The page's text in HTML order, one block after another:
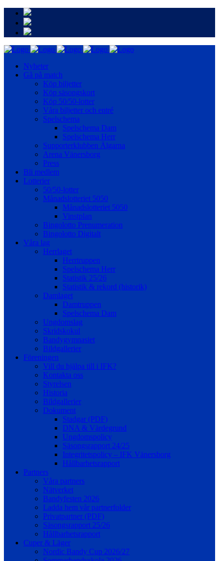
Nyheter
Gå på match
Köp biljetter
Köp säsongskort
Köp 50/50-lotter
Våra biljetter och entré
Spelschema
Spelschema Dam
Spelschema Herr
Supporterklubben Älgarna
Arena Vänersborg
Press
Bli medlem
Lotterier
50/50-lotter
Månadslotteriet 5050
Månadslotteriet 5050
Vinstplan
Bingolotto Prenumeration
Bingolotto Digitalt
Våra lag
Herrlaget
Herrtruppen
Spelschema Herr
Statistik 25/26
Statistik & rekord (historik)
Damlaget
Damtruppen
Spelschema Dam
Ungdomslag
Skridskokul
Bandygymnasiet
Bildgallerier
Föreningen
Vill du hjälpa till i IFK?
Kontakta oss
Styrelsen
Historia
Bildgallerier
Dokument
Stadgar (PDF)
DNA & Värdegrund
Ungdomspolicy
Säsongsrapport 24/25
Integritetspolicy – IFK Vänersborg
Hållbarhetsrapport
Partners
Våra partners
Nätverket
Bandyfesten 2026
Ladda hem vår partnerfolder
Privatpartner (PDF)
Säsongsrapport 25/26
Hållbarhetsrapport
Cuper & Läger
Nordic Bandy Cup 2026/27